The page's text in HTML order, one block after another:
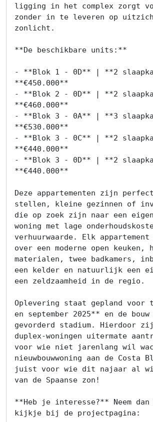
Home
Lopende
ligging in het complex zorgt
zonder in te leveren op
zonlicht.
**De beschikbare units:**
- **Blok 1 - 0D** | **2
**€450.000**
- **Blok 2 - 0D** | **2
**€460.000**
- **Blok 3 - 0A** | **3
**€530.000**
- **Blok 3 - 0C** | **2
**€440.000**
- **Blok 3 - 0D** | **2
**€440.000**
Deze appartementen zijn
stellen, kleine gezinnen of
die op zoek zijn naar een
woning met lage
verhuurwaarde. Elk
over een moderne open keuken,
materialen, twee badkamers,
een kelder en natuurlijk een
een zeldzaamheid in de regio.
Oplevering staat gepland
en september 2025** en de
gevorderd stadium. Hierdoor
duplex-woningen uitermate
voor wie niet jarenlang wil
nieuwbouwwoning aan de Costa
juist voor wie dit najaar al
van de Spaanse zon!
**Heb je interesse?** Neem dan
kijkje bij de projectpagina: